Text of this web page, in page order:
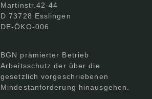
Martinstr.42-44
D 73728 Esslingen
DE-ÖKO-006
BGN prämierter Betrieb
Arbeitsschutz der über die
gesetzlich vorgeschriebenen
Mindestanforderung hinausgehen.